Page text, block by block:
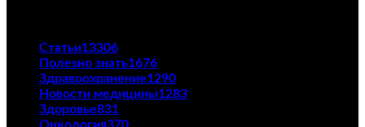
Статьи13306
Полезно знать1676
Здравоохранение1290
Новости медицины1283
Здоровье831